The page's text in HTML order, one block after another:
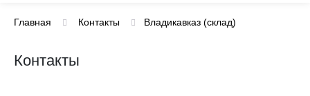
Главная Контакты Владикавказ (склад)
Контакты